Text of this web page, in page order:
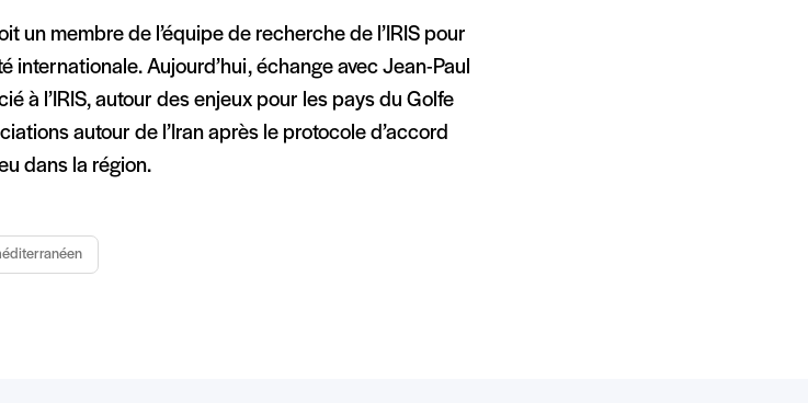
un membre de l’équipe de recherche de l’IRIS‪‬ pour
internationale. Aujourd’hui, échange avec Jean-Paul
à l’IRIS, autour des enjeux pour les pays du Golfe
autour de l’Iran après le protocole d’accord
dans la région.